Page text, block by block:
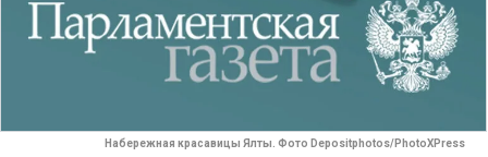
Набережная красавицы Ялты. Фото Depositphotos/PhotoXPress